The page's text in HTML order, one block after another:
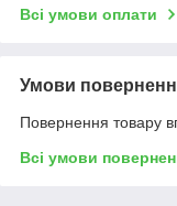
Всі умови оплати
Умови
Повернення товару
Всі умови